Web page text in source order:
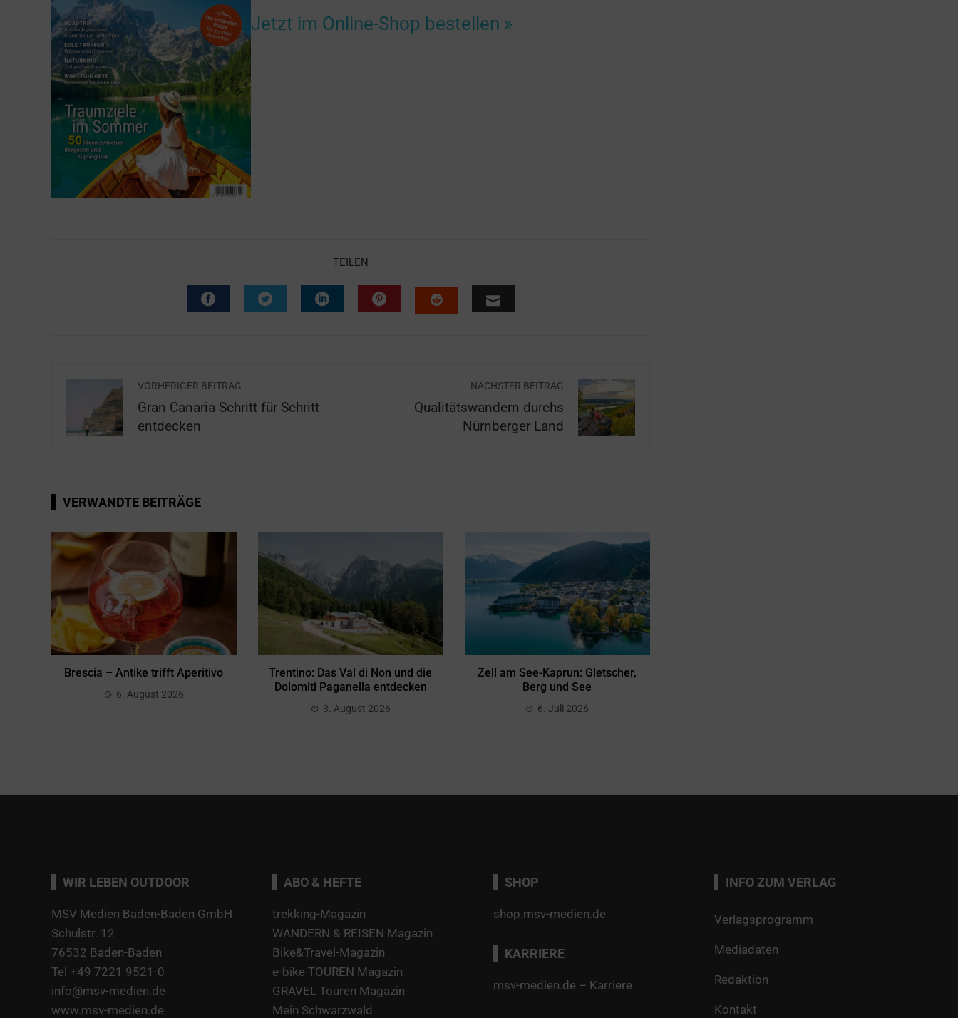
Jetzt im Online-Shop bestellen »
TEILEN
VORHERIGER BEITRAG
Gran Canaria Schritt für Schritt
entdecken
NÄCHSTER BEITRAG
Qualitätswandern durchs
Nürnberger Land
VERWANDTE BEITRÄGE
Brescia – Antike trifft Aperitivo
6. August 2026
Trentino: Das Val di Non und die
Dolomiti Paganella entdecken
3. August 2026
Zell am See-Kaprun: Gletscher,
Berg und See
6. Juli 2026
WIR LEBEN OUTDOOR
MSV Medien Baden-Baden GmbH
Schulstr. 12
76532 Baden-Baden
Tel +49 7221 9521-0
info@msv-medien.de
www.msv-medien.de
ABO & HEFTE
trekking-Magazin
WANDERN & REISEN Magazin
Bike&Travel-Magazin
e-bike TOUREN Magazin
GRAVEL Touren Magazin
Mein Schwarzwald
SHOP
shop.msv-medien.de
KARRIERE
msv-medien.de – Karriere
INFO ZUM VERLAG
Verlagsprogramm
Mediadaten
Redaktion
Kontakt